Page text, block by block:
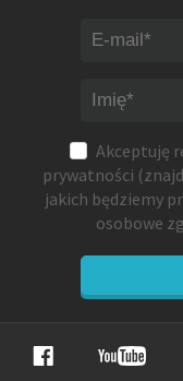
Akceptuję
prywatności
jakich będziemy
osobowe